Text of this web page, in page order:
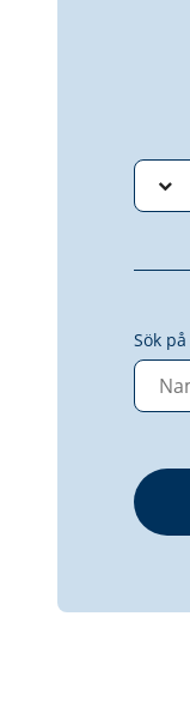
Sök